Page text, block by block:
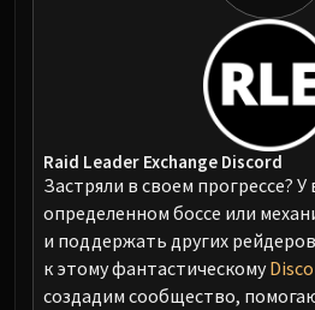
Raid Leader Exchange Discord
Застряли в своем прогрессе?
определенном боссе или
и поддержать других
к этому фантастическому
создадим сообщество,